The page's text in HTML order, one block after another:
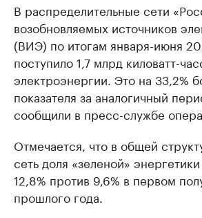
В распределительные сети
возобновляемых источников
(ВИЭ) по итогам января-июня
поступило 1,7 млрд киловатт-
электроэнергии. Это на 33,2%
показателя за аналогичный
сообщили в пресс-службе
Отмечается, что в общей
сеть доля «зеленой»
12,8% против 9,6% в первом
прошлого года.